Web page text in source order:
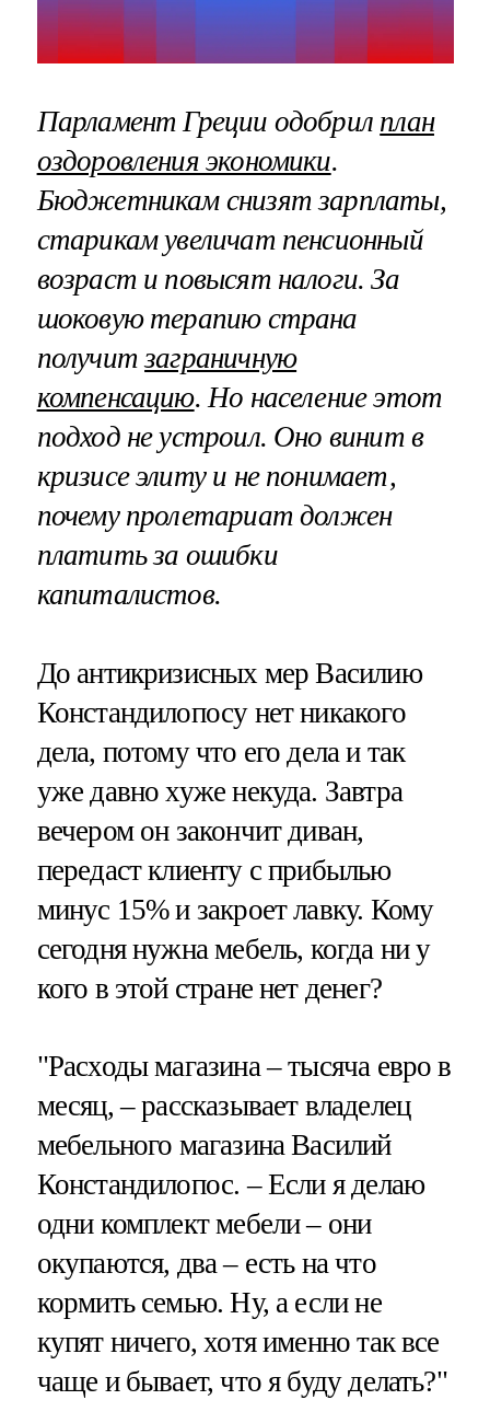
Парламент Греции одобрил план
оздоровления экономики.
Бюджетникам снизят зарплаты,
старикам увеличат пенсионный
возраст и повысят налоги. За
шоковую терапию страна
получитзаграничную
компенсацию. Но население этот
подход не устроил. Оно винит в
кризисе элиту и не понимает,
почему пролетариат должен
платить за ошибки
капиталистов.
До антикризисных мер Василию
Констандилопосу нет никакого
дела, потому что его дела и так
уже давно хуже некуда. Завтра
вечером он закончит диван,
передаст клиенту с прибылью
минус 15% и закроет лавку. Кому
сегодня нужна мебель, когда ни у
кого в этой стране нет денег?
"Расходы магазина – тысяча евро в
месяц, – рассказывает владелец
мебельного магазина Василий
Констандилопос. – Если я делаю
одни комплект мебели – они
окупаются, два – есть на что
кормить семью. Ну, а если не
купят ничего, хотя именно так все
чаще и бывает, что я буду делать?"